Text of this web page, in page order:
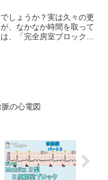
しょうか？実は久々の更
、なかなか時間を取って
、「完全房室ブロックに
の心電図